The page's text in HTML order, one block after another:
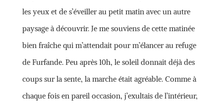
les yeux et de s’éveiller au petit matin avec un autre
paysage à découvrir. Je me souviens de cette matinée
bien fraîche qui m’attendait pour m’élancer au refuge
de Furfande. Peu après 10h, le soleil donnait déjà des
coups sur la sente, la marche était agréable. Comme à
chaque fois en pareil occasion, j’exultais de l’intérieur,